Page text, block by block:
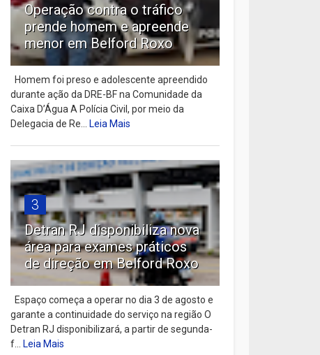
Operação contra o tráfico
prende homem e apreende
menor em Belford Roxo
Homem foi preso e adolescente apreendido
durante ação da DRE-BF na Comunidade da
Caixa D’Água A Polícia Civil, por meio da
Delegacia de Re...Leia Mais
3
Detran RJ disponibiliza nova
área para exames práticos
de direção em Belford Roxo
Espaço começa a operar no dia 3 de agosto e
garante a continuidade do serviço na região O
Detran RJ disponibilizará, a partir de segunda-
f...Leia Mais